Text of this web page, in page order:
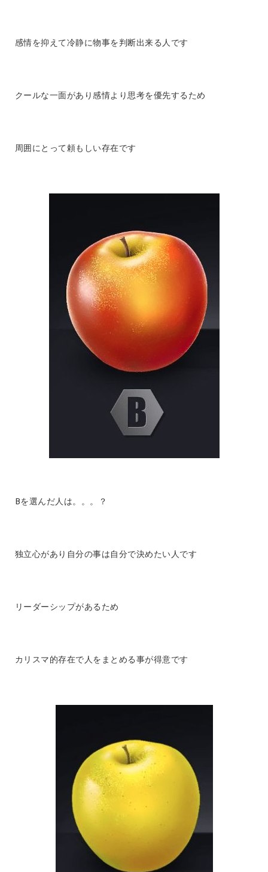
感情を抑えて冷静に物事を判断出来る人です
クールな一面があり感情より思考を優先するため
周囲にとって頼もしい存在です
Bを選んだ人は。。。？
独立心があり自分の事は自分で決めたい人です
リーダーシップがあるため
カリスマ的存在で人をまとめる事が得意です